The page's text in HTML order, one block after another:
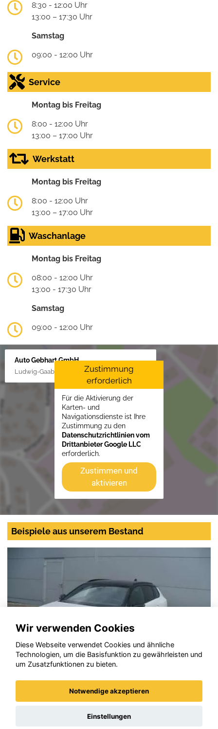
8:30 - 12:00 Uhr
13:00 – 17:30 Uhr
Samstag
09:00 - 12:00 Uhr
Service
Montag bis Freitag
8:00 - 12:00 Uhr
13:00 – 17:00 Uhr
Werkstatt
Montag bis Freitag
8:00 - 12:00 Uhr
13:00 – 17:00 Uhr
Waschanlage
Montag bis Freitag
08:00 - 12:00 Uhr
13:00 - 17:30 Uhr
Samstag
09:00 - 12:00 Uhr
Auto Gebhart GmbH
Ludwig-Gaab-Str. 4, 88427 Bad Schussenried
Zustimmung
erforderlich
Für die Aktivierung der
Karten- und
Navigationsdienste ist Ihre
Zustimmung zu den
Datenschutzrichtlinien vom
Drittanbieter Google LLC
erforderlich.
Zustimmen und
aktivieren
Beispiele aus unserem Bestand
Wir verwenden Cookies
Diese Webseite verwendet Cookies und ähnliche
Technologien, um die Basisfunktion zu gewährleisten und
um Zusatzfunktionen zu bieten.
Notwendige akzeptieren
Einstellungen